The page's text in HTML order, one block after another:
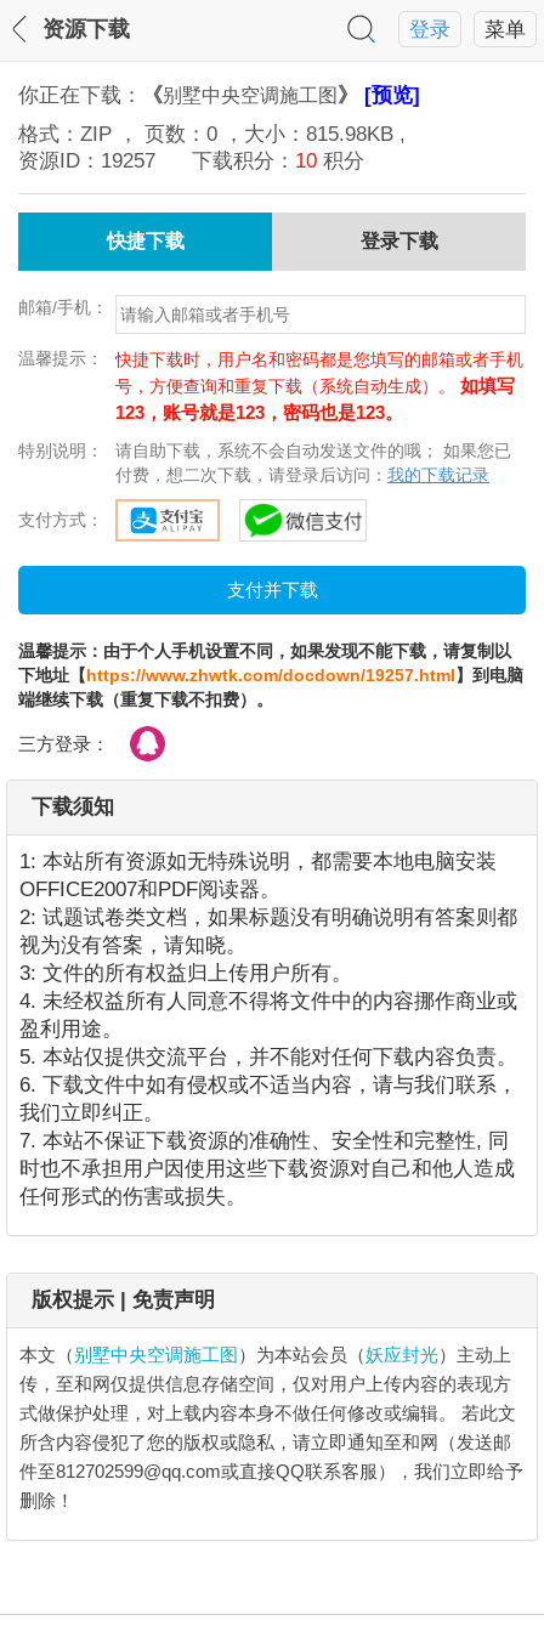
菜单
登录
资源下载
你正在下载： 《别墅中央空调施工图 》 [预览]
格式： ZIP ， 页数： 0 ，大小： 815.98KB ,
资源ID： 19257 下载积分： 10 积分
快捷下载 登录下载
邮箱/手机：
温馨提示：
快捷下载时，用户名和密码都是您填写的邮箱或者手机
号，方便查询和重复下载（系统自动生成）。 如填写
123，账号就是123，密码也是123。
特别说明：
请自助下载，系统不会自动发送文件的哦； 如果您已
付费，想二次下载，请登录后访问： 我的下载记录
支付方式：
温馨提示：由于个人手机设置不同，如果发现不能下载，请复制以
下地址【https://www.zhwtk.com/docdown/19257.html】到电脑
端继续下载（重复下载不扣费）。
三方登录：
下载须知
1: 本站所有资源如无特殊说明，都需要本地电脑安装
OFFICE2007和PDF阅读器。
2: 试题试卷类文档，如果标题没有明确说明有答案则都
视为没有答案，请知晓。
3: 文件的所有权益归上传用户所有。
4. 未经权益所有人同意不得将文件中的内容挪作商业或
盈利用途。
5. 本站仅提供交流平台，并不能对任何下载内容负责。
6. 下载文件中如有侵权或不适当内容，请与我们联系，
我们立即纠正。
7. 本站不保证下载资源的准确性、安全性和完整性, 同
时也不承担用户因使用这些下载资源对自己和他人造成
任何形式的伤害或损失。
版权提示 | 免责声明
本文（别墅中央空调施工图）为本站会员（妖应封光）主动上
传，至和网仅提供信息存储空间，仅对用户上传内容的表现方
式做保护处理，对上载内容本身不做任何修改或编辑。 若此文
所含内容侵犯了您的版权或隐私，请立即通知至和网（发送邮
件至812702599@qq.com或直接QQ联系客服），我们立即给予
删除！